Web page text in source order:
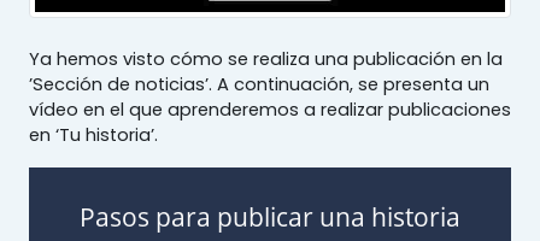
Ya hemos visto cómo se realiza una publicación en la
’Sección de noticias’. A continuación, se presenta un
vídeo en el que aprenderemos a realizar publicaciones
en ‘Tu historia’.
Pasos para publicar una historia